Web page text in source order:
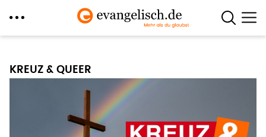
Inhalt
KREUZ & QUEER